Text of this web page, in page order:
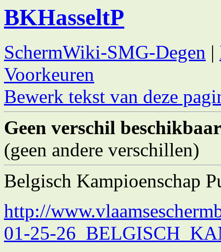
BKHasseltP
SchermWiki-SMG-Degen |
Voorkeuren
Bewerk tekst van deze
Geen verschil
(geen andere verschillen)
Belgisch Kampioenschap
http://
01-25-